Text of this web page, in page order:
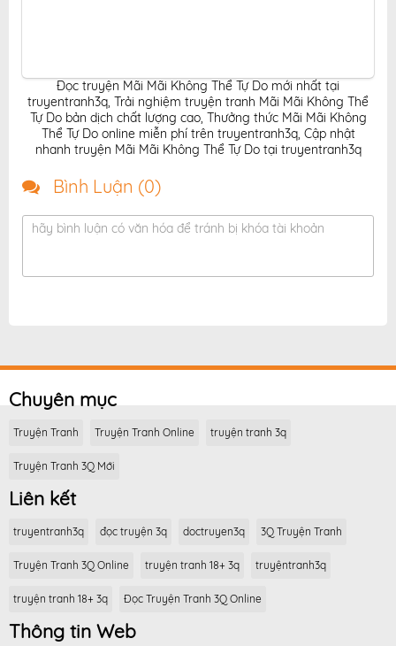
Đọc truyện Mãi Mãi Không Thể Tự Do mới nhất tại
truyentranh3q, Trải nghiệm truyện tranh Mãi Mãi Không Thể
Tự Do bản dịch chất lượng cao, Thưởng thức Mãi Mãi Không
Thể Tự Do online miễn phí trên truyentranh3q, Cập nhật
nhanh truyện Mãi Mãi Không Thể Tự Do tại truyentranh3q
Bình Luận (0)
hãy bình luận có văn hóa để tránh bị khóa tài khoản
Chuyên mục
Truyện Tranh Truyện Tranh Online truyện tranh 3q
Truyện Tranh 3Q Mới
Liên kết
truyentranh3q đọc truyện 3q doctruyen3q 3Q Truyện Tranh
Truyện Tranh 3Q Online truyện tranh 18+ 3q truyệntranh3q
truyện tranh 18+ 3q Đọc Truyện Tranh 3Q Online
Thông tin Web